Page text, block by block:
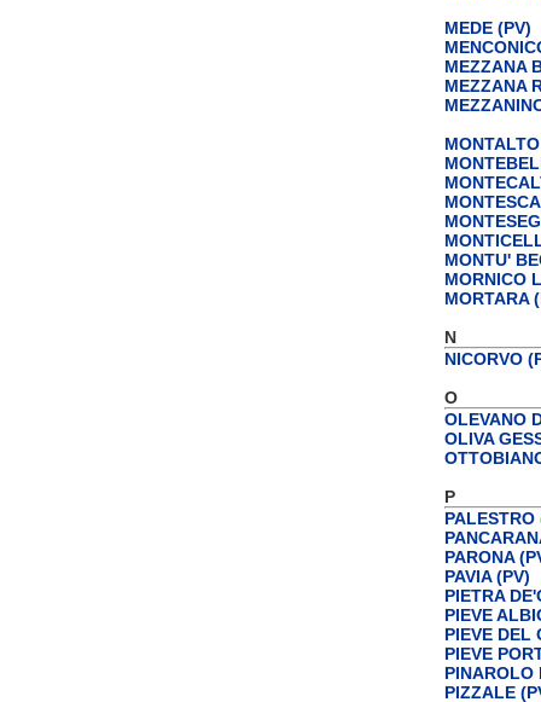
MEDE (PV)
MEZZANA
MEZZANA
MONTU'
MORNICO
MORTARA
N
NICORVO
O
OLEVANO
OLIVA
P
PALESTRO
PARONA
PAVIA (PV)
PIETRA
PIEVE
PIEVE DEL
PIEVE
PINAROLO
PIZZALE